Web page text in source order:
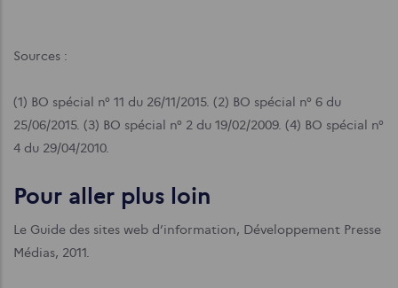
Sources :
(1) BO spécial n° 11 du 26/11/2015. (2) BO spécial n° 6 du
25/06/2015. (3) BO spécial n° 2 du 19/02/2009. (4) BO spécial n°
4 du 29/04/2010.
Pour aller plus loin
Le Guide des sites web d’information, Développement Presse
Médias, 2011.